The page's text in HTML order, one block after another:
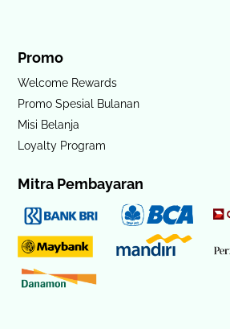
Promo
Welcome Rewards
Promo Spesial Bulanan
Misi Belanja
Loyalty Program
Mitra Pembayaran